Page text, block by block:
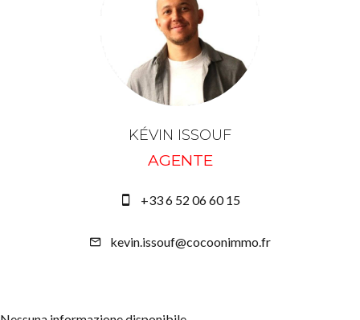
KÉVIN ISSOUF
AGENTE
+33 6 52 06 60 15
kevin.issouf@cocoonimmo.fr